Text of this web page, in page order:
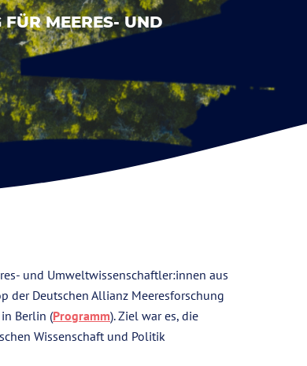
MEERES- UND
und Umweltwissenschaftler:innen aus
der Deutschen Allianz Meeresforschung
Berlin (Programm). Ziel war es, die
Wissenschaft und Politik